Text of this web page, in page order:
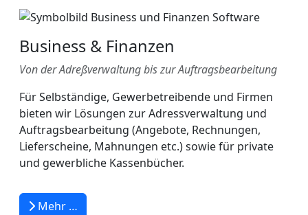
Business & Finanzen
Von der Adreßverwaltung bis zur Auftragsbearbeitung
Für Selbständige, Gewerbetreibende und Firmen
bieten wir Lösungen zur Adressverwaltung und
Auftragsbearbeitung (Angebote, Rechnungen,
Lieferscheine, Mahnungen etc.) sowie für private
und gewerbliche Kassenbücher.
Mehr …